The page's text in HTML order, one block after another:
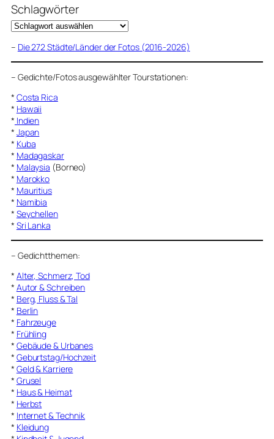
Schlagwörter
– Die 272 Städte/Länder der Fotos (2016-2026)
– Gedichte/Fotos ausgewählter Tourstationen:
* Costa Rica
* Hawaii
* Indien
* Japan
* Kuba
* Madagaskar
* Malaysia (Borneo)
* Marokko
* Mauritius
* Namibia
* Seychellen
* Sri Lanka
– Gedichtthemen:
* Alter, Schmerz, Tod
* Autor & Schreiben
* Berg, Fluss & Tal
* Berlin
* Fahrzeuge
* Frühling
* Gebäude & Urbanes
* Geburtstag/Hochzeit
* Geld & Karriere
* Grusel
* Haus & Heimat
* Herbst
* Internet & Technik
* Kleidung